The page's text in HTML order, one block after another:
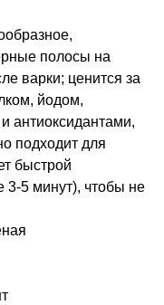
полосы на
варки; ценится за
йодом,
антиоксидантами,
подходит для
быстрой
3-5 минут), чтобы не